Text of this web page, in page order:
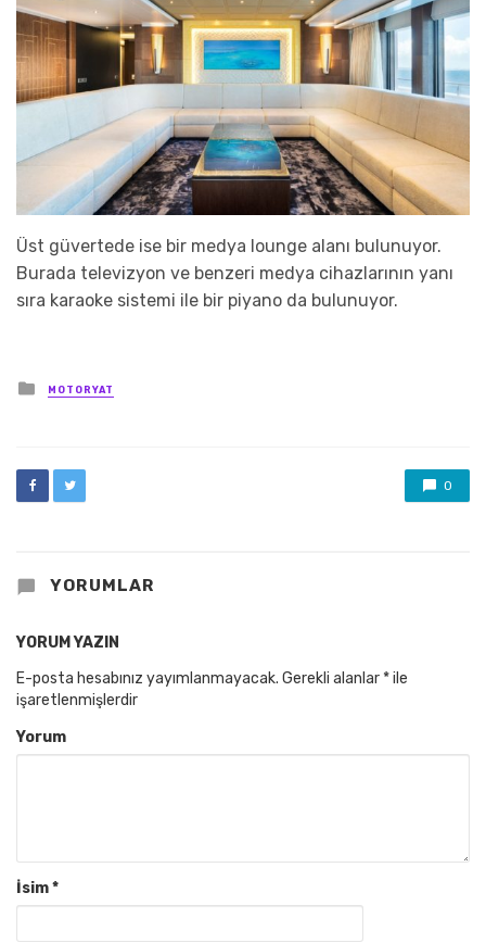
Üst güvertede ise bir medya lounge alanı bulunuyor.
Burada televizyon ve benzeri medya cihazlarının yanı
sıra karaoke sistemi ile bir piyano da bulunuyor.
Posted
in
MOTORYAT
0
YORUMLAR
YORUM YAZIN
E-posta hesabınız yayımlanmayacak. Gerekli alanlar *ile
işaretlenmişlerdir
Yorum
İsim*